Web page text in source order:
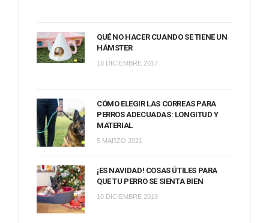
QUÉ NO HACER CUANDO SE TIENE UN
HÁMSTER
18 DICIEMBRE 2017
CÓMO ELEGIR LAS CORREAS PARA
PERROS ADECUADAS: LONGITUD Y
MATERIAL
5 MARZO 2021
¡ES NAVIDAD! COSAS ÚTILES PARA
QUE TU PERRO SE SIENTA BIEN
10 DICIEMBRE 2019